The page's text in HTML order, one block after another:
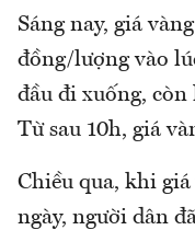
Sáng nay, giá
đồng/lượng vào
đầu đi xuống,
Từ sau 10h, giá
Chiều qua, khi
ngày, người dân